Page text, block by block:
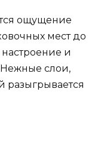
ощущение
мест до
и
слои,
разыгрывается